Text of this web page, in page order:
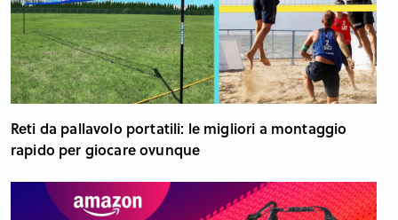
Reti da pallavolo portatili: le migliori a montaggio
rapido per giocare ovunque